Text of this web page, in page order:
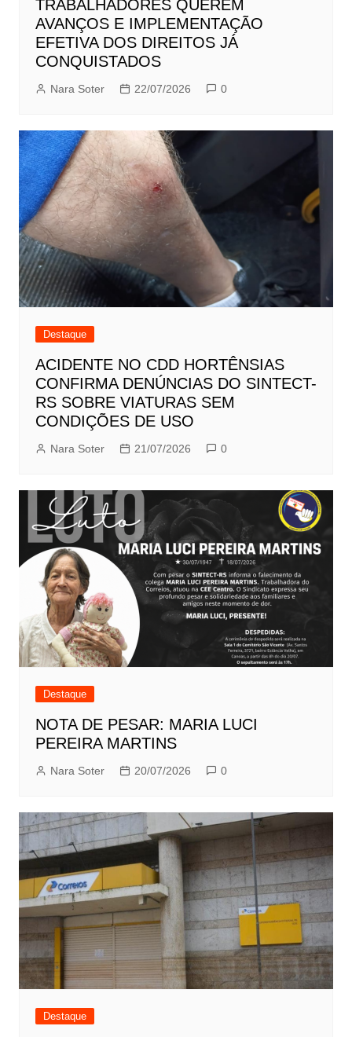
TRABALHADORES QUEREM
AVANÇOS E IMPLEMENTAÇÃO
EFETIVA DOS DIREITOS JÁ
CONQUISTADOS
Nara Soter 22/07/2026 0
Destaque
ACIDENTE NO CDD HORTÊNSIAS
CONFIRMA DENÚNCIAS DO SINTECT-
RS SOBRE VIATURAS SEM
CONDIÇÕES DE USO
Nara Soter 21/07/2026 0
Destaque
NOTA DE PESAR: MARIA LUCI
PEREIRA MARTINS
Nara Soter 20/07/2026 0
Destaque